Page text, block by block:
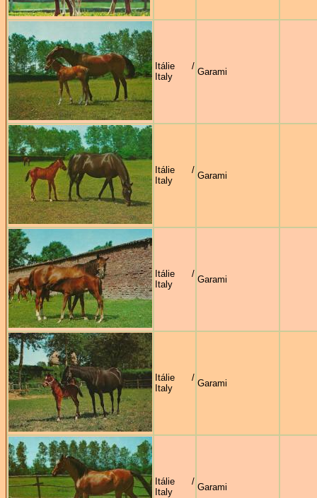
Itálie /
Italy
Garami
Itálie /
Italy
Garami
Itálie /
Italy
Garami
Itálie /
Italy
Garami
Itálie /
Italy
Garami